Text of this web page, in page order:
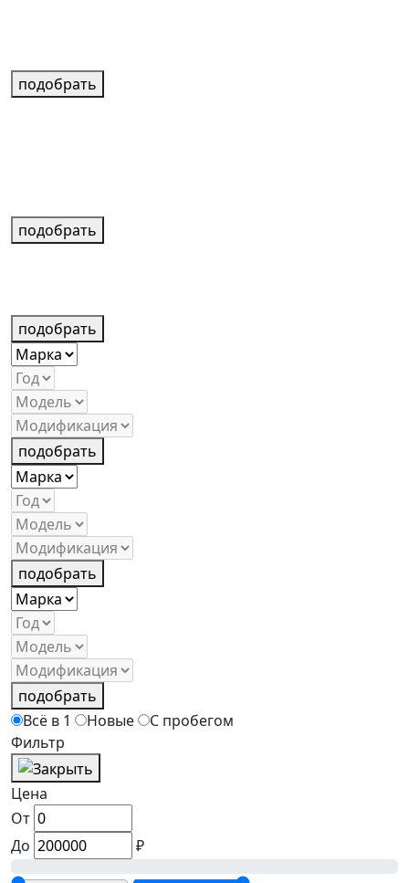
подобрать
подобрать
подобрать
подобрать
подобрать
подобрать
Всё в 1
Новые
С пробегом
Фильтр
Цена
От
До
₽